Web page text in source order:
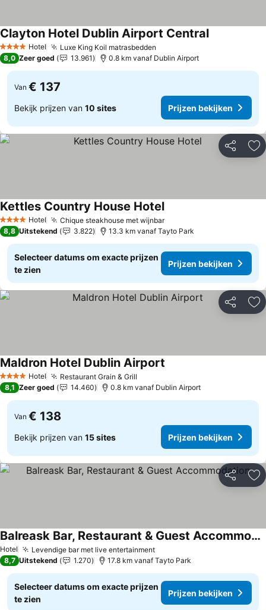
4 SterrenHotel Luxe King Koil matrasbedden
Clayton Hotel Dublin Airport Central
8,0 Zeer goed 13.961 0.8 km vanaf Dublin Airport
Van € 137
Bekijk prijzen van 10 sites Prijzen bekijken
Delen
4 SterrenHotel Chique steakhouse met wijnbar
Kettles Country House Hotel
8,8 Uitstekend 3.822 13.3 km vanaf Tayto Park
Selecteer datums om exacte prijzen
te zien
Prijzen bekijken
Delen
4 SterrenHotel Restaurant Grain & Grill
Maldron Hotel Dublin Airport
8,1 Zeer goed 14.460 0.8 km vanaf Dublin Airport
Van € 138
Bekijk prijzen van 15 sites Prijzen bekijken
Delen
Hotel Levendige bar met live entertainment
Balreask Bar, Restaurant & Guest Accommodation
8,7 Uitstekend 1.270 17.8 km vanaf Tayto Park
Selecteer datums om exacte prijzen
te zien
Prijzen bekijken